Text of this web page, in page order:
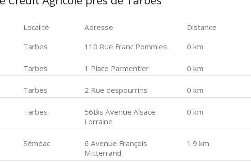
Localité Adresse
Distance
Tarbes 110 Rue Franc Pommies 0 km
Tarbes 1 Place Parmentier 0 km
Tarbes 2 Rue despourrins 0 km
Tarbes
56Bis Avenue Alsace
Lorraine
0 km
Séméac
6 Avenue François
Mitterrand
1.9 km